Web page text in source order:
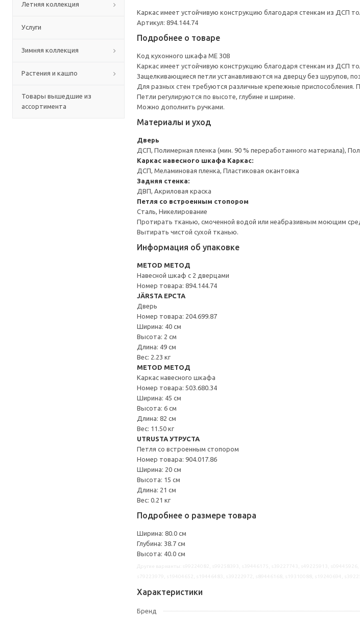
Летняя коллекция
Услуги
Зимняя коллекция
Растения и кашпо
Товары вышедшие из
ассортимента
Каркас имеет устойчивую конструкцию благодаря стенкам из ДСП
Артикул: 894.144.74
Подробнее о товаре
Код кухонного шкафа ME 308
Каркас имеет устойчивую конструкцию благодаря стенкам из ДСП
Защелкивающиеся петли устанавливаются на дверцу без шурупов,
Для разных стен требуются различные крепежные
Петли регулируются по высоте, глубине и ширине.
Можно дополнить ручками.
Материалы и уход
Дверь
ДСП, Полимерная пленка (мин. 90 % переработанного материала),
Каркас навесного шкафа Каркас:
ДСП, Меламиновая пленка, Пластиковая окантовка
Задняя стенка:
ДВП, Акриловая краска
Петля со встроенным стопором
Сталь, Никелирование
Протирать тканью, смоченной водой или неабразивным моющим
Вытирать чистой сухой тканью.
Информация об упаковке
METOD МЕТОД
Навесной шкаф с 2 дверцами
Номер товара: 894.144.74
JÄRSTA ЕРСТА
Дверь
Номер товара: 204.699.87
Ширина: 40 см
Высота: 2 см
Длина: 49 см
Вес: 2.23 кг
METOD МЕТОД
Каркас навесного шкафа
Номер товара: 503.680.34
Ширина: 45 см
Высота: 6 см
Длина: 82 см
Вес: 11.50 кг
UTRUSTA УТРУСТА
Петля со встроенным стопором
Номер товара: 904.017.86
Ширина: 20 см
Высота: 15 см
Длина: 21 см
Вес: 0.21 кг
Подробнее о размере товара
Ширина: 80.0 см
Глубина: 38.7 см
Высота: 40.0 см
Характеристики
Бренд